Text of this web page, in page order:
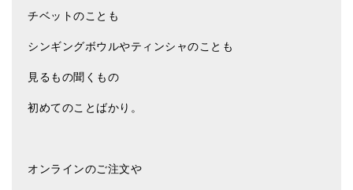
お香定期購入（ラクとくサブスク）
チベット高僧のオラクルカード
ベル＆ドルジェ
シンギングボウル入門本・CD
チベットのことも
シンギングボウルやティンシャのことも
見るもの聞くもの
初めてのことばかり。
オンラインのご注文や